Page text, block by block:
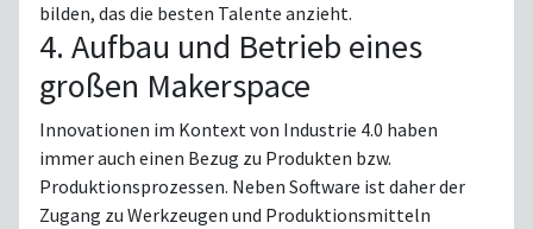
bilden, das die besten Talente anzieht.
4. Aufbau und Betrieb eines
großen Makerspace
Innovationen im Kontext von Industrie 4.0 haben
immer auch einen Bezug zu Produkten bzw.
Produktionsprozessen. Neben Software ist daher der
Zugang zu Werkzeugen und Produktionsmitteln